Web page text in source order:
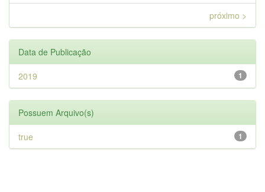
próximo >
Data de Publicação
1
2019
Possuem Arquivo(s)
1
true